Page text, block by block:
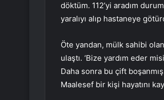
döktüm. 112’yi aradım
yaralıyı alıp hastaneye
Öte yandan, mülk sahibi
ulaştı. ‘Bize yardım eder
Daha sonra bu çift
Maalesef bir kişi hayatını